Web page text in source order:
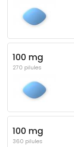
100 mg
270 pilules
100 mg
360 pilules